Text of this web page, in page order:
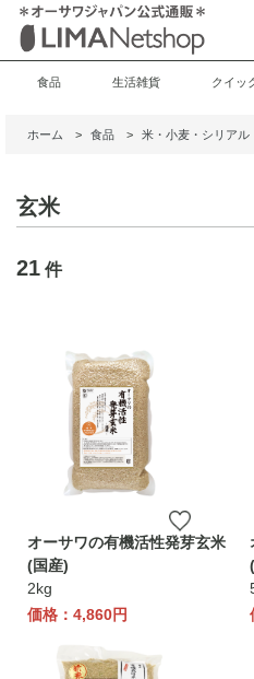
食品 生活雑貨 クイッ
ホーム > 食品 > 米・小麦・シリアル
玄米
21 件
オーサワの有機活性発芽玄米
(国産)
2kg
価格：4,860円